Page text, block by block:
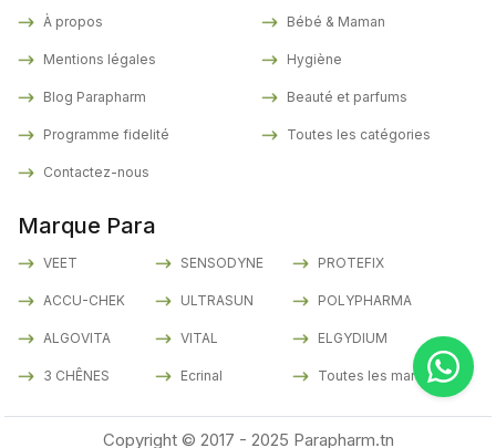
À propos
Mentions légales
Blog Parapharm
Programme fidelité
Contactez-nous
Marque Para
VEET
ACCU-CHEK
ALGOVITA
3 CHÊNES
SENSODYNE
ULTRASUN
VITAL
Ecrinal
PROTEFIX
POLYPHARMA
ELGYDIUM
Toutes les marques
Bébé & Maman
Hygiène
Beauté et parfums
Toutes les catégories
Copyright © 2017 - 2025 Parapharm.tn